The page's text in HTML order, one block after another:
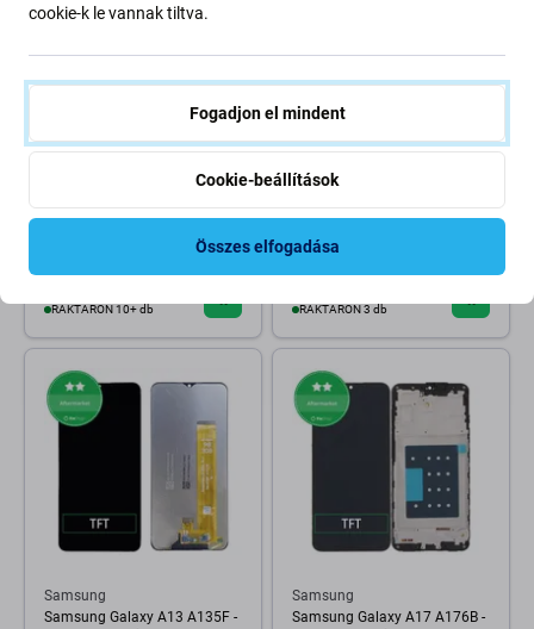
8 400 Ft
RAKTÁRON 10+ db
Samsung
7 200 Ft
RAKTÁRON 3 db
Samsung
Samsung Galaxy A13 A135F -
Samsung
Samsung Galaxy A17 A176B -
cookie-k le vannak tiltva.
Fogadjon el mindent
Cookie-beállítások
Összes elfogadása